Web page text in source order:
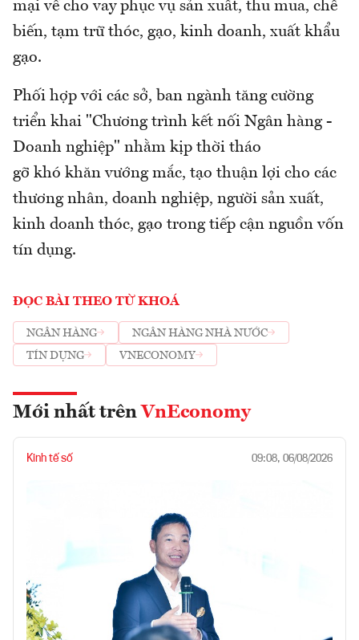
mại về cho vay phục vụ sản xuất, thu mua, chế
biến, tạm trữ thóc, gạo, kinh doanh, xuất khẩu
gạo.
Phối hợp với các sở, ban ngành tăng cường
triển khai "Chương trình kết nối Ngân hàng -
Doanh nghiệp" nhằm kịp thời tháo
gỡ khó khăn vướng mắc, tạo thuận lợi cho các
thương nhân, doanh nghiệp, người sản xuất,
kinh doanh thóc, gạo trong tiếp cận nguồn vốn
tín dụng.
ĐỌC BÀI THEO TỪ KHOÁ
NGÂN HÀNG
NGÂN HÀNG NHÀ NƯỚC
TÍN DỤNG
VNECONOMY
Mới nhất trên VnEconomy
Kinh tế số 09:08, 06/08/2026